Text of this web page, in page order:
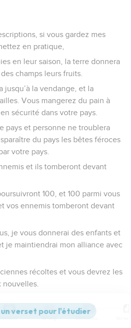
si vous gardez mes
en pratique,
en leur saison, la terre donnera
champs leurs fruits.
jusqu’à la vendange, et la
Vous mangerez du pain à
sécurité dans votre pays.
pays et personne ne troublera
du pays les bêtes féroces
votre pays.
et ils tomberont devant
100, et 100 parmi vous
vos ennemis tomberont devant
je vous donnerai des enfants et
je maintiendrai mon alliance avec
récoltes et vous devrez les
nouvelles.
vous.
Commentaires Strong